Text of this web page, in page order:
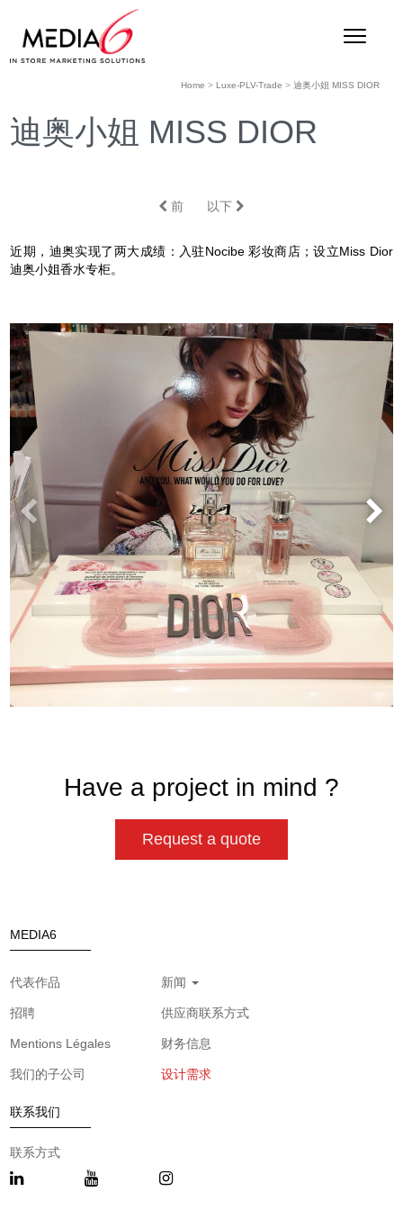
Home > Luxe-PLV-Trade > 迪奥小姐 MISS DIOR
迪奥小姐 MISS DIOR
前 以下
近期，迪奥实现了两大成绩：入驻Nocibe 彩妆商店；设立Miss Dior
迪奥小姐香水专柜。
Have a project in mind ?
Request a quote
MEDIA6
代表作品 新闻
招聘 供应商联系方式
Mentions Légales 财务信息
我们的子公司 设计需求
联系我们
联系方式